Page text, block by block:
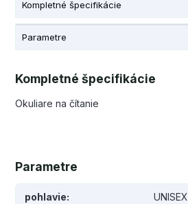
Kompletné špecifikácie
Parametre
Kompletné špecifikácie
Okuliare na čítanie
Parametre
pohlavie UNISEX